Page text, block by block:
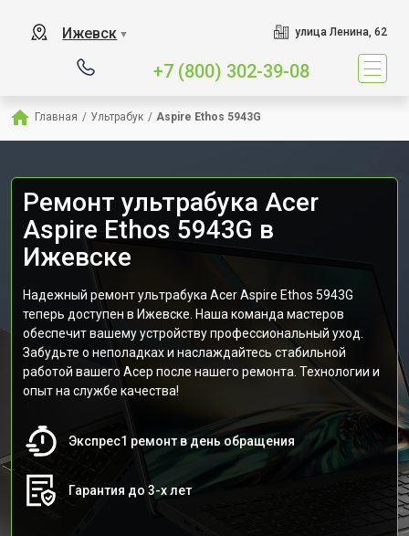
Ижевск ▼ улица Ленина, 62
+7 (800) 302-39-08
Главная / Ультрабук / Aspire Ethos 5943G
Ремонт ультрабука Acer
Aspire Ethos 5943G в
Ижевске
Надежный ремонт ультрабука Acer Aspire Ethos 5943G
теперь доступен в Ижевске. Наша команда мастеров
обеспечит вашему устройству профессиональный уход.
Забудьте о неполадках и наслаждайтесь стабильной
работой вашего Асер после нашего ремонта. Технологии и
опыт на службе качества!
Экспрес1 ремонт в день обращения
Гарантия до 3-х лет